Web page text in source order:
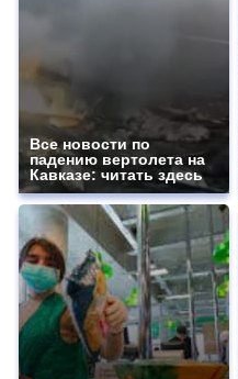
Все новости по
падению вертолета на
Кавказе: читать здесь